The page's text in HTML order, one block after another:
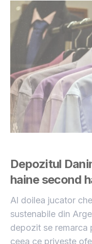
Depozitul
haine second
Al doilea jucator
sustenabile din
depozit se remarca
ceea ce priveste